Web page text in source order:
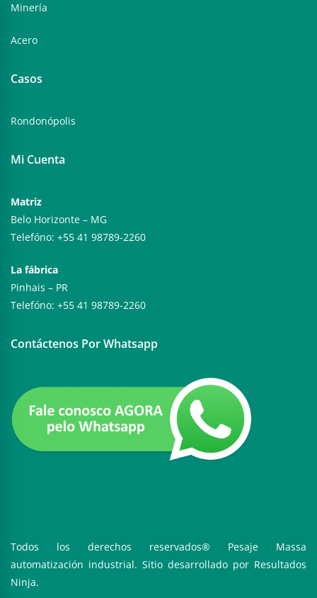
Minería
Acero
Casos
Rondonópolis
Mi Cuenta
Matriz
Belo Horizonte – MG
Telefóno: +55 41 98789-2260
La fábrica
Pinhais – PR
Telefóno: +55 41 98789-2260
Contáctenos Por Whatsapp
Todos los derechos reservados® Pesaje Massa
automatización industrial. Sitio desarrollado por Resultados
Ninja.